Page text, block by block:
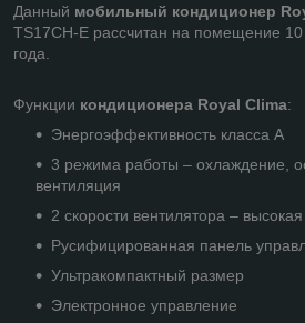
Данный мобильный кондиционер
TS17CH-E рассчитан на помещение
года.
Функции кондиционера Royal Clima:
Энергоэффективность класса А
3 режима работы – охлаждение,
вентиляция
2 скорости вентилятора –
Русифицированная панель
Ультракомпактный размер
Электронное управление